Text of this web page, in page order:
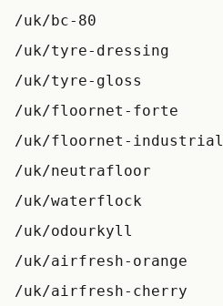
/uk/bc-80
/uk/tyre-dressing
/uk/tyre-gloss
/uk/floornet-forte
/uk/floornet-industrial
/uk/neutrafloor
/uk/waterflock
/uk/odourkyll
/uk/airfresh-orange
/uk/airfresh-cherry